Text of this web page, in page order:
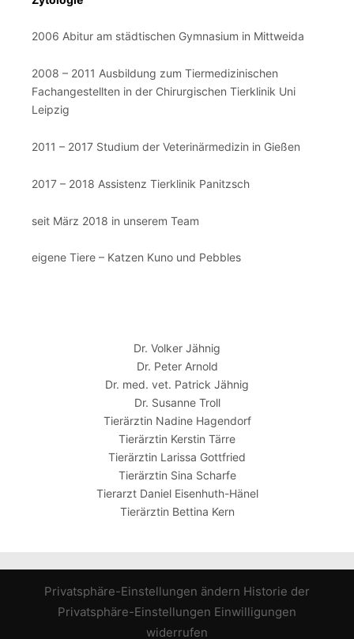
2006 Abitur am städtischen Gymnasium in Mittweida
2008 – 2011 Ausbildung zum Tiermedizinischen
Fachangestellten in der Chirurgischen Tierklinik Uni
Leipzig
2011 – 2017 Studium der Veterinärmedizin in Gießen
2017 – 2018 Assistenz Tierklinik Panitzsch
seit März 2018 in unserem Team
eigene Tiere – Katzen Kuno und Pebbles
Dr. Volker Jähnig
Dr. Peter Arnold
Dr. med. vet. Patrick Jähnig
Dr. Susanne Troll
Tierärztin Nadine Hagendorf
Tierärztin Kerstin Tärre
Tierärztin Larissa Gottfried
Tierärztin Sina Scharfe
Tierarzt Daniel Eisenhuth-Hänel
Tierärztin Bettina Kern
Privatsphäre-Einstellungen ändern Historie der
Privatsphäre-Einstellungen Einwilligungen
widerrufen